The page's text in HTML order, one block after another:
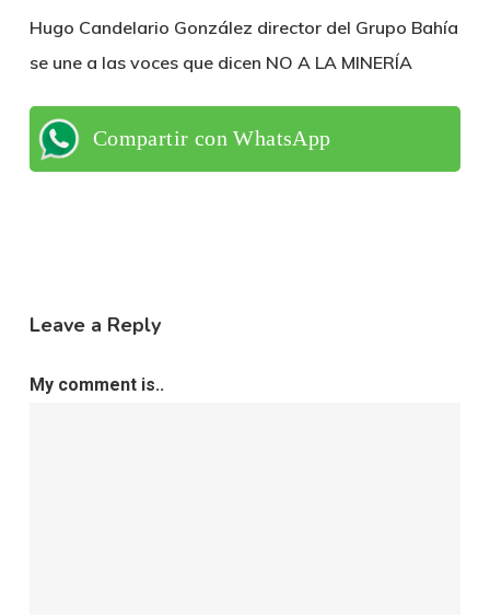
Hugo Candelario González director del Grupo Bahía
se une a las voces que dicen NO A LA MINERÍA
Compartir con WhatsApp
Leave a Reply
My comment is..